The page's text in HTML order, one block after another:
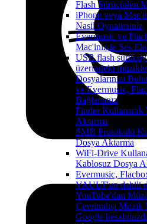
Flash Sürücüden
iPhone veya
Nasil Oynatirsiniz
Evermusic ve
Mac'inizde Ses
USB flash
üzerindeki
Dosyalarınızı
ve Evermusic,
Bağlarsınız
Finder Kullanarak
Aktarma
SMB Protokolü
Dosya Aktarma
WiFi-Drive
Kablosuz Dosya
Evermusic,
VAULT'un dahili
YouTube'dan
Çevrimdışı Müzik
Google